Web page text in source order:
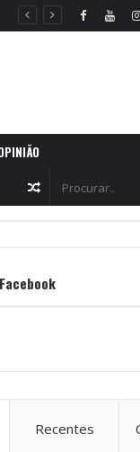
Random
Article
Recentes